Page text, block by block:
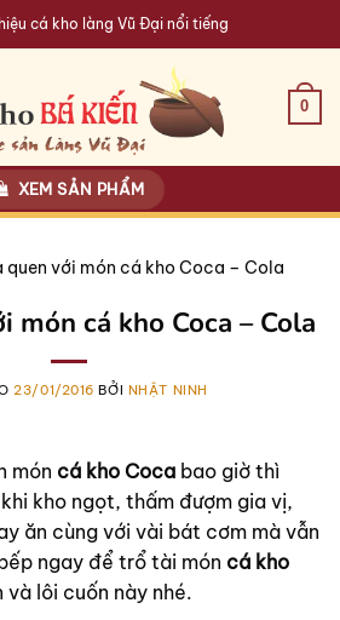
cá kho làng Vũ Đại nổi tiếng
0
XEM SẢN PHẨM
quen với món cá kho Coca – Cola
món cá kho Coca – Cola
23/01/2016 BỞI NHẬT NINH
món cá kho Coca bao giờ thì
kho ngọt, thấm đượm gia vị,
ăn cùng với vài bát cơm mà vẫn
ngay để trổ tài món cá kho
và lôi cuốn này nhé.